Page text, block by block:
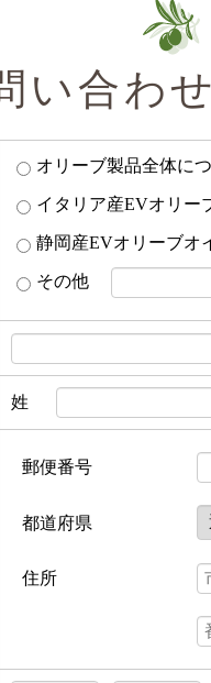
い合わ
オリーブ製品全体に
イタリア産EVオリー
静岡産EVオリーブオ
その他
姓
郵便番号
都道府県
住所